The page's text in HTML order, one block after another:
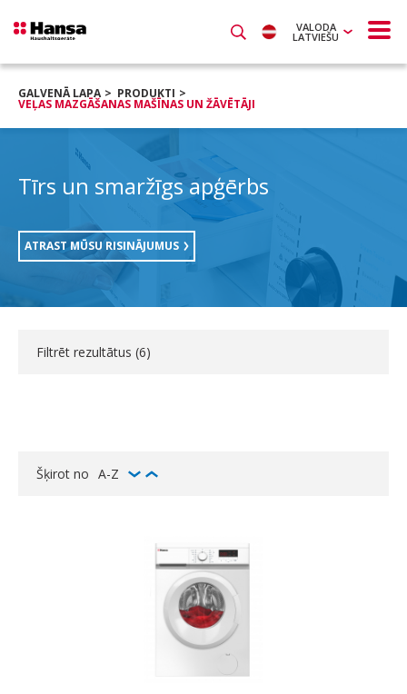
VALODA
LATVIEŠU
GALVENĀ LAPA PRODUKTI
VEĻAS MAZGĀŠANAS MAŠĪNAS UN ŽĀVĒTĀJI
Tīrs un smaržīgs apģērbs
ATRAST MŪSU RISINĀJUMUS
Filtrēt rezultātus (6)
Šķirot no A-Z